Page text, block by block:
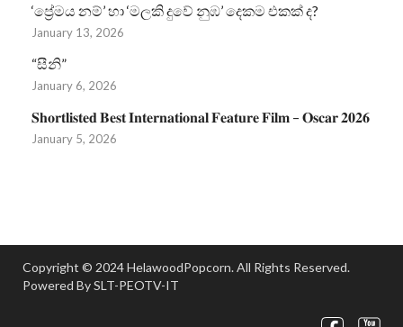
‘ප්‍රේමය නම්’ හා ‘මලකි දුවේ නුඹ’ දෙකම එකක් ද?
January 13, 2026
“සීනි”
January 6, 2026
𝐒𝐡𝐨𝐫𝐭𝐥𝐢𝐬𝐭𝐞𝐝 𝐁𝐞𝐬𝐭 𝐈𝐧𝐭𝐞𝐫𝐧𝐚𝐭𝐢𝐨𝐧𝐚𝐥 𝐅𝐞𝐚𝐭𝐮𝐫𝐞 𝐅𝐢𝐥𝐦 – 𝐎𝐬𝐜𝐚𝐫 𝟐𝟎𝟐𝟔
January 5, 2026
Copyright © 2024 HelawoodPopcorn. All Rights Reserved.
Powered By SLT-PEOTV-IT